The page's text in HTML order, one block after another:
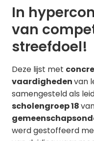
In
van
streefdoel!
Deze lijst met
vaardighedenvan
samengesteld als
scholengroep 18
werd gestoffeerd